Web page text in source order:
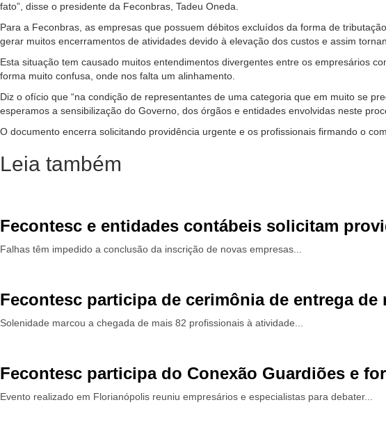
fato”, disse o presidente da Feconbras, Tadeu Oneda.
Para a Feconbras, as empresas que possuem débitos excluídos da forma de
gerar muitos encerramentos de atividades devido à elevação dos custos e assim
Esta situação tem causado muitos entendimentos divergentes entre os empresários
forma muito confusa, onde nos falta um alinhamento.
Diz o ofício que “na condição de representantes de uma categoria que em muito se
esperamos a sensibilização do Governo, dos órgãos e entidades envolvidas neste
O documento encerra solicitando providência urgente e os profissionais firmando o
Leia também
Fecontesc e entidades contábeis solicitam
Falhas têm impedido a conclusão da inscrição de novas empresas...
Fecontesc participa de cerimônia de entrega
Solenidade marcou a chegada de mais 82 profissionais à atividade...
Fecontesc participa do Conexão Guardiões e
Evento realizado em Florianópolis reuniu empresários e especialistas para debater...